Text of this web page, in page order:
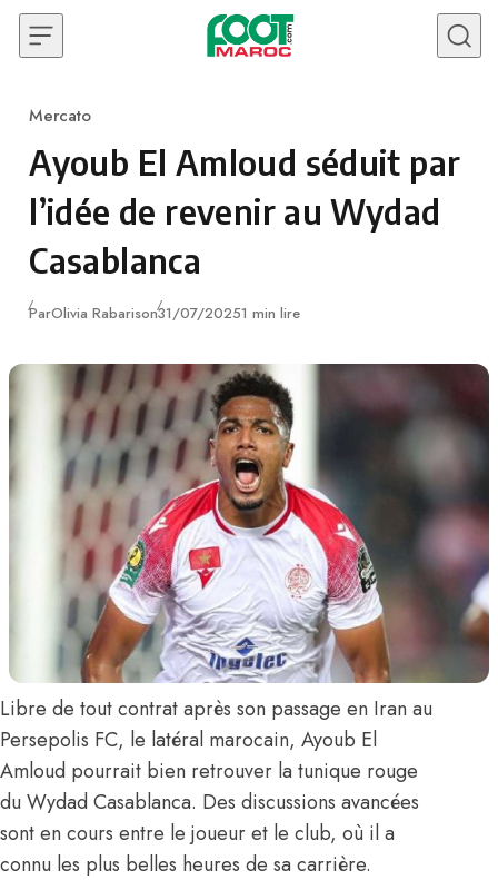
Skip to content
Category
Mercato
Ayoub El Amloud séduit par
l’idée de revenir au Wydad
Casablanca
ParOlivia RabarisonPublié
31/07/20251 min lire
Libre de tout contrat après son passage en Iran au
Persepolis FC, le latéral marocain, Ayoub El
Amloud pourrait bien retrouver la tunique rouge
du Wydad Casablanca. Des discussions avancées
sont en cours entre le joueur et le club, où il a
connu les plus belles heures de sa carrière.